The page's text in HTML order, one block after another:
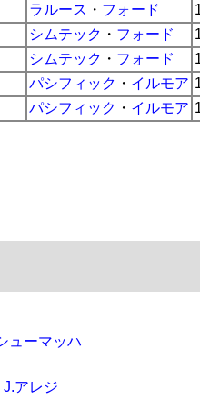
ラルース ・ フォード
シムテック ・ フォード
シムテック ・ フォード
パシフィック ・ イルモア
パシフィック ・ イルモア
ューマッハ
J.アレジ